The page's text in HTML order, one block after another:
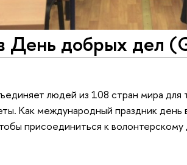
День добрых дел
людей из 108 стран мира для
Как международный праздник
присоединиться к